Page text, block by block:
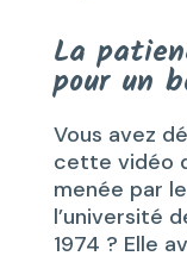
La
pour un
Vous avez
cette vidéo
menée par
l’université
1974 ? Elle